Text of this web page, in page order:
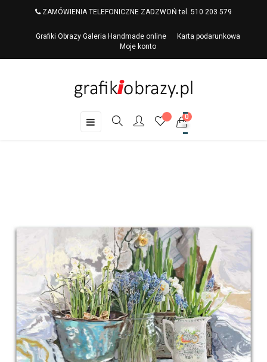
ZAMÓWIENIA TELEFONICZNE ZADZWOŃ tel. 510 203 579
Grafiki Obrazy Galeria Handmade online
Karta podarunkowa
Moje konto
Toggle
☰ 0